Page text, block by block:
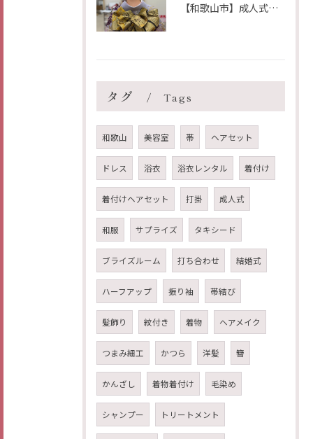
【和歌山市】成人式前撮り 着付け ヘア メイク 出張 仏蘭西美容室
タグ Tags
和歌山 美容室 帯 ヘアセット
ドレス 浴衣 浴衣レンタル 着付け
着付けヘアセット 打掛 成人式
和服 サプライズ タキシード
ブライズルーム 打ち合わせ 結婚式
ハーフアップ 振り袖 帯結び
髪飾り 紋付き 着物 ヘアメイク
つまみ細工 かつら 洋髪 簪
かんざし 着物着付け 毛染め
シャンプー トリートメント